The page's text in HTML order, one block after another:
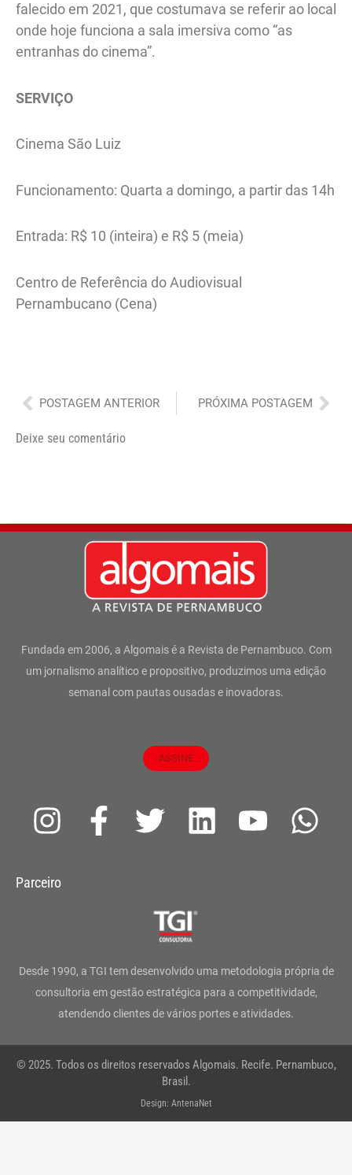
falecido em 2021, que costumava se referir ao local
onde hoje funciona a sala imersiva como “as
entranhas do cinema”.
SERVIÇO
Cinema São Luiz
Funcionamento: Quarta a domingo, a partir das 14h
Entrada: R$ 10 (inteira) e R$ 5 (meia)
Centro de Referência do Audiovisual
Pernambucano (Cena)
Anterior
POSTAGEM ANTERIOR PRÓXIMA POSTAGEM
Deixe seu comentário
Fundada em 2006, a Algomais é a Revista de Pernambuco. Com
um jornalismo analítico e propositivo, produzimos uma edição
semanal com pautas ousadas e inovadoras.
ASSINE
I
s
g
r
a
m
F
a
o
o
k
-
T
t
e
r
L
d
i
n
Y
b
e
W
a
p
Parceiro
Desde 1990, a TGI tem desenvolvido uma metodologia própria de
consultoria em gestão estratégica para a competitividade,
atendendo clientes de vários portes e atividades.
© 2025. Todos os direitos reservados Algomais. Recife. Pernambuco,
Brasil.
Design: AntenaNet